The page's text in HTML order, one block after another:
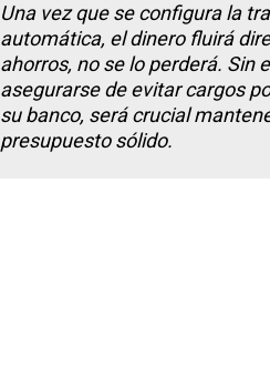
Una vez que se configura la
automática, el dinero fluirá
ahorros, no se lo perderá. Sin
asegurarse de evitar cargos
su banco, será crucial
presupuesto sólido.